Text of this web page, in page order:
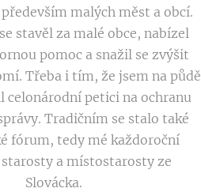
malých měst a obcí.
stavěl za malé obce, nabízel
pomoc a snažil se zvýšit
Třeba i tím, že jsem na půdě
celonárodní petici na ochranu
Tradičním se stalo také
fórum, tedy mé každoroční
starosty a místostarosty ze
Slovácka.